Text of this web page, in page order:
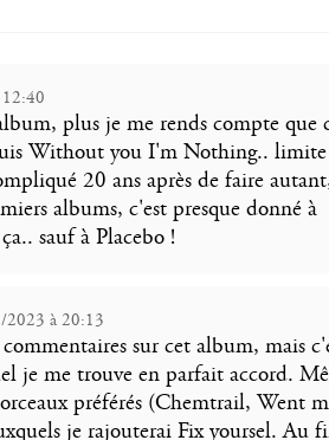
plus je me rends compte que
Without you I'm Nothing.. limite
20 ans après de faire
albums, c'est presque donné à
sauf à Placebo !
à 20:13
sur cet album, mais
je me trouve en parfait accord.
préférés (Chemtrail, Went
je rajouterai Fix yoursel. Au